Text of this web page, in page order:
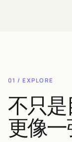
01 / EXPLORE
不只是
更像一